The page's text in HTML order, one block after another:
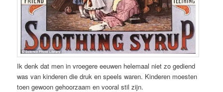
Ik denk dat men in vroegere eeuwen helemaal niet zo gediend
was van kinderen die druk en speels waren. Kinderen moesten
toen gewoon gehoorzaam en vooral stil zijn.